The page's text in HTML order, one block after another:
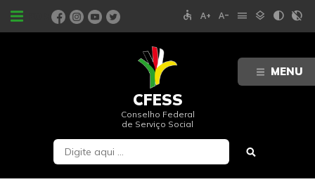
MENU
PORTAIS accessible text_increase text_decrease menu layers contrast contrast_rtl_off
CFESS
Conselho Federal
de Serviço Social